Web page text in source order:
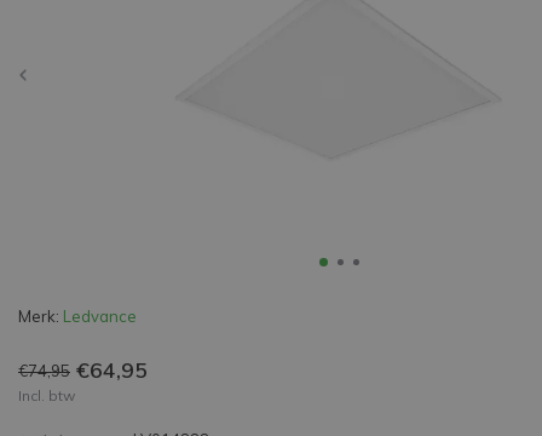
Merk: Ledvance
€74,95 €64,95
Incl. btw